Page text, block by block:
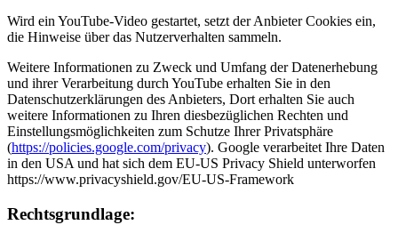
Wird ein YouTube-Video gestartet, setzt der Anbieter Cookies ein,
die Hinweise über das Nutzerverhalten sammeln.
Weitere Informationen zu Zweck und Umfang der Datenerhebung
und ihrer Verarbeitung durch YouTube erhalten Sie in den
Datenschutzerklärungen des Anbieters, Dort erhalten Sie auch
weitere Informationen zu Ihren diesbezüglichen Rechten und
Einstellungsmöglichkeiten zum Schutze Ihrer Privatsphäre
(https://policies.google.com/privacy). Google verarbeitet Ihre Daten
in den USA und hat sich dem EU-US Privacy Shield unterworfen
https://www.privacyshield.gov/EU-US-Framework
Rechtsgrundlage: